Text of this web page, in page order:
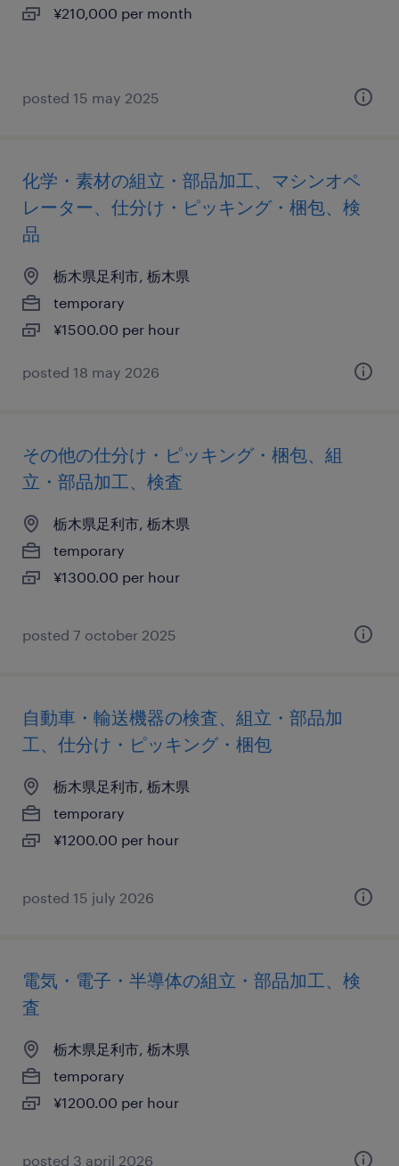
¥210,000 per month
posted 15 may 2025
化学・素材の組立・部品加工、マシンオペ
レーター、仕分け・ピッキング・梱包、検
品
栃木県足利市, 栃木県
temporary
¥1500.00 per hour
posted 18 may 2026
その他の仕分け・ピッキング・梱包、組
立・部品加工、検査
栃木県足利市, 栃木県
temporary
¥1300.00 per hour
posted 7 october 2025
自動車・輸送機器の検査、組立・部品加
工、仕分け・ピッキング・梱包
栃木県足利市, 栃木県
temporary
¥1200.00 per hour
posted 15 july 2026
電気・電子・半導体の組立・部品加工、検
査
栃木県足利市, 栃木県
temporary
¥1200.00 per hour
posted 3 april 2026